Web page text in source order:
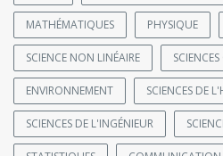
MATHÉMATIQUES PHYSIQUE
SCIENCE NON LINÉAIRE
ENVIRONNEMENT SCIENCES DE
SCIENCES DE L'INGÉNIEUR